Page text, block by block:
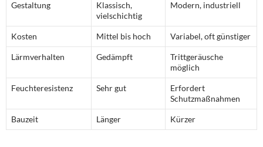
Gestaltung
Klassisch,
vielschichtig
Modern, industriell
Kosten Mittel bis hoch Variabel, oft günstiger
Lärmverhalten Gedämpft
Trittgeräusche
möglich
Feuchteresistenz Sehr gut
Erfordert
Schutzmaßnahmen
Bauzeit Länger Kürzer